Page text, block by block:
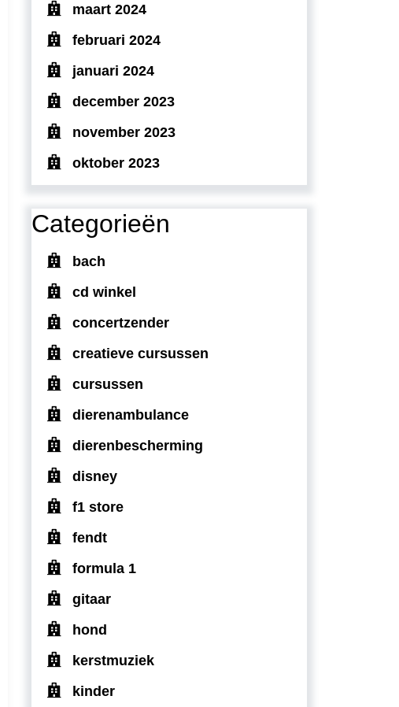
maart 2024
februari 2024
januari 2024
december 2023
november 2023
oktober 2023
Categorieën
bach
cd winkel
concertzender
creatieve cursussen
cursussen
dierenambulance
dierenbescherming
disney
f1 store
fendt
formula 1
gitaar
hond
kerstmuziek
kinder